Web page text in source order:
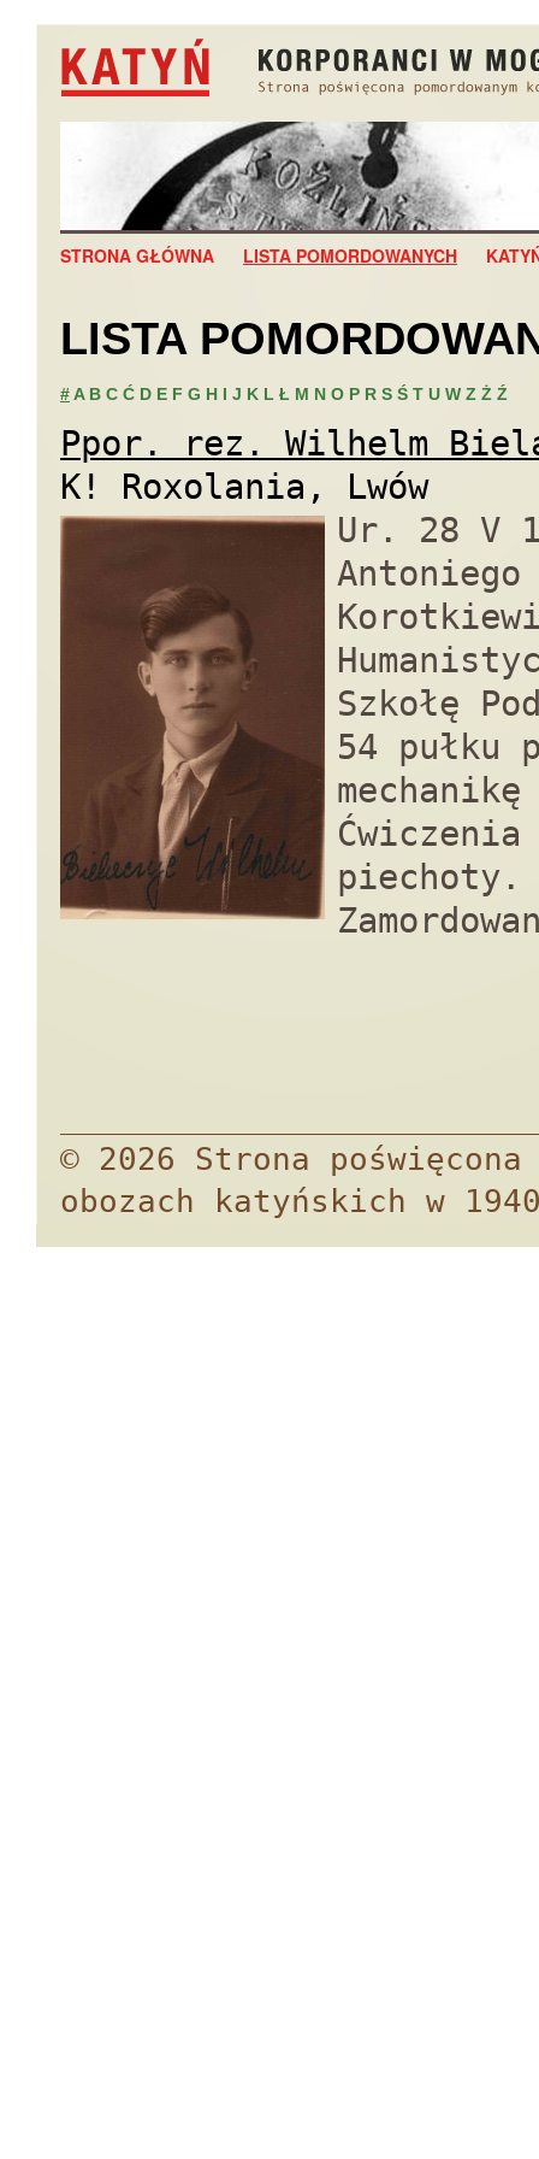
STRONA GŁÓWNA LISTA POMORDOWANYCH
LISTA
#A B C Ć D E F G H I J K L Ł M N O P R S Ś T U W Z Ż Ź
Ppor. rez. Wilhelm
K! Roxolania, Lwów
Ur. 28 V
Szkołę
54 pułku
piechoty.
© 2026 Strona poświęcona
obozach katyńskich w